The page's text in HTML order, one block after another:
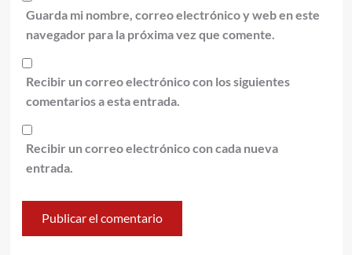
Guarda mi nombre, correo electrónico y web en este
navegador para la próxima vez que comente.
Recibir un correo electrónico con los siguientes
comentarios a esta entrada.
Recibir un correo electrónico con cada nueva
entrada.